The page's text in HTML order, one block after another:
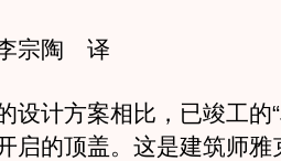
宗陶 译
计方案相比，已竣工的“
启的顶盖。这是建筑师雅